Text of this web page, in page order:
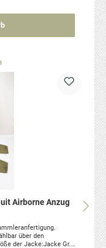
Airborne Anzug
über den
der Jacke:Jacke Gr.